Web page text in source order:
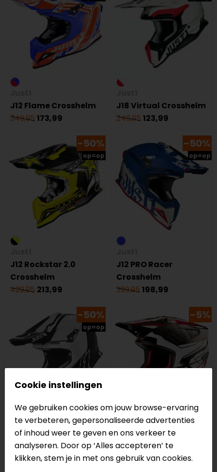
J12 Flame Crosshelm
349,95173,99
J18 Virtual Crosshelm
249,95123,99
-50%
op=op
J12 Rockstar 2.0
Crosshelm
429,95 213,99
-50%
op=op
J12 PRO Racer
Crosshelm
399,95198,99
-50%
op=op
Just1
J12 PRO Syncro
Crosshelm
399,95 198,99
-5%
Alpinestars
S-M5 Action 2
Crosshelm
289,95 274,95
Cookie instellingen
We gebruiken cookies om jouw browse-ervaring
te verbeteren, gepersonaliseerde advertenties
of inhoud weer te geven en ons verkeer te
analyseren. Door op ‘Alles accepteren’ te
klikken, stem je in met ons gebruik van cookies.